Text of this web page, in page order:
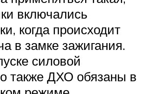
включались
когда происходит
в замке зажигания.
силовой
также ДХО обязаны в